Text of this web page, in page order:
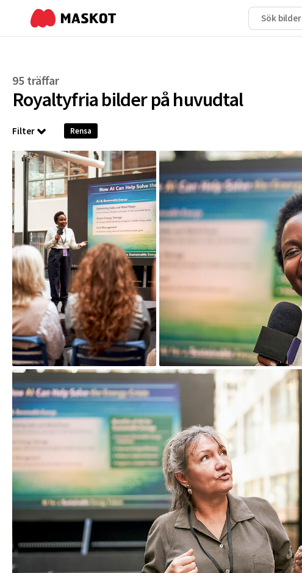
95 träffar
Royaltyfria bilder på huvudtal
Filter Rensa